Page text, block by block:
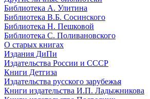
Библиотека А. Улитина
Библиотека В.Б. Сосинского
Библиотека Н. Пешковой
Библиотека С. Поливановского
О старых книгах
Издания ДиПи
Издательства России и СССР
Книги Детгиза
Издательства русского зарубежья
Книги издательства И.П. Ладыжникова